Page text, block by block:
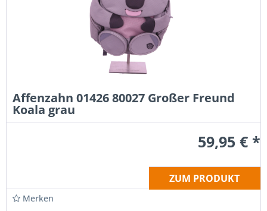
Affenzahn 01426 80027 Großer Freund
Koala grau
59,95 € *
ZUM PRODUKT
Merken